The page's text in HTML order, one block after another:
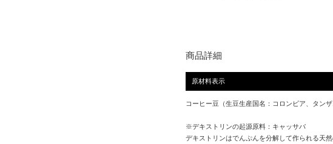
商品詳細
原材料表示
コーヒー豆（生豆生産国名：コロンビア、タン
※デキストリンの起源原料：キャッサバ
デキストリンはでんぷんを分解して作られる天然